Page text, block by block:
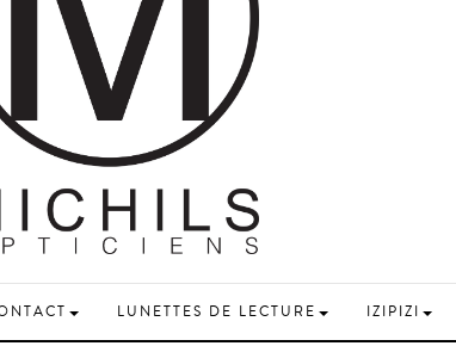
LUNETTES DE LECTURE IZIPIZI